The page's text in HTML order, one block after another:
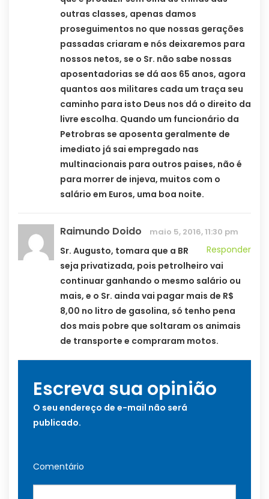
outras classes, apenas damos
proseguimentos no que nossas gerações
passadas criaram e nós deixaremos para
nossos netos, se o Sr. não sabe nossas
aposentadorias se dá aos 65 anos, agora
quantos aos militares cada um traça seu
caminho para isto Deus nos dá o direito da
livre escolha. Quando um funcionário da
Petrobras se aposenta geralmente de
imediato já sai empregado nas
multinacionais para outros paises, não é
para morrer de injeva, muitos com o
salário em Euros, uma boa noite.
Raimundo Doido maio 5, 2016, 11:30 pm
Responder
Sr. Augusto, tomara que a BR
seja privatizada, pois petrolheiro vai
continuar ganhando o mesmo salário ou
mais, e o Sr. ainda vai pagar mais de R$
8,00 no litro de gasolina, só tenho pena
dos mais pobre que soltaram os animais
de transporte e compraram motos.
Escreva sua opinião
O seu endereço de e-mail não será
publicado.
Comentário